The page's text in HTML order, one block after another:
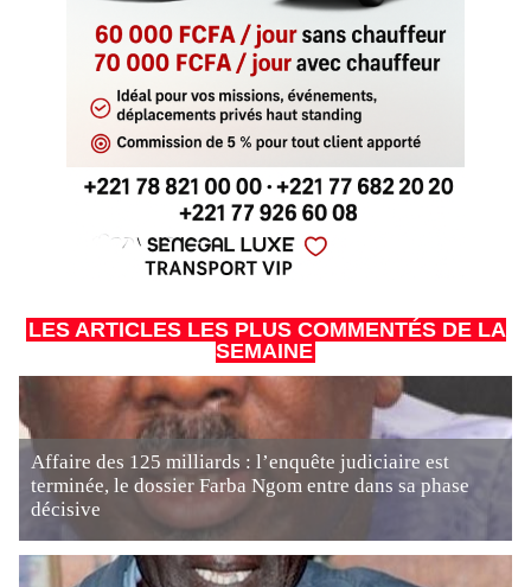
LES ARTICLES LES PLUS COMMENTÉS DE LA
SEMAINE
Affaire des 125 milliards : l’enquête judiciaire est
terminée, le dossier Farba Ngom entre dans sa phase
décisive